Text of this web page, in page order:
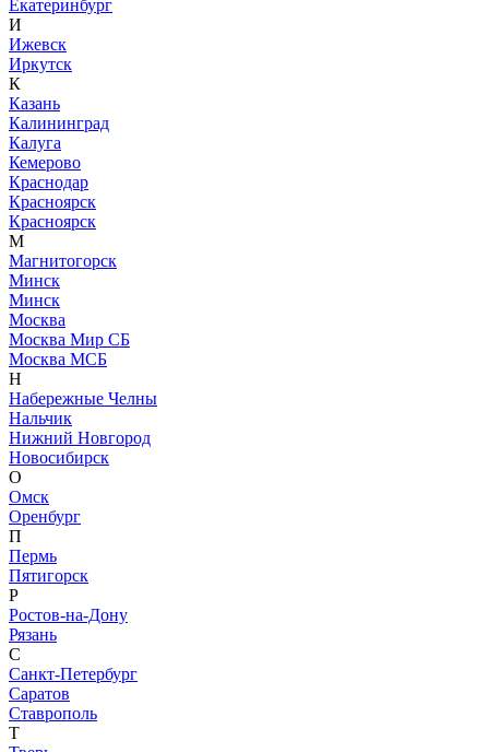
Екатеринбург
И
Ижевск
Иркутск
К
Казань
Калининград
Калуга
Кемерово
Краснодар
Красноярск
Красноярск
М
Магнитогорск
Минск
Минск
Москва
Москва Мир СБ
Москва МСБ
Н
Набережные Челны
Нальчик
Нижний Новгород
Новосибирск
О
Омск
Оренбург
П
Пермь
Пятигорск
Р
Ростов-на-Дону
Рязань
С
Санкт-Петербург
Саратов
Ставрополь
Т